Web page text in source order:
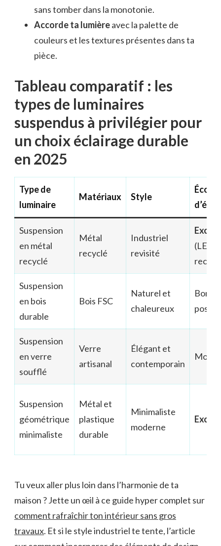
sans tomber dans la monotonie.
Accorde ta lumièreavec la palette de
couleurs et les textures présentes dans ta
pièce.
Tableau comparatif : les
types de luminaires
suspendus à privilégier pour
un choix éclairage durable
en 2025
Type de
luminaire
Matériaux Style
Suspension
en métal
recyclé
Métal
recyclé
Industriel
revisité
(LED
Suspension
en bois
durable
Bois FSC
Naturel et
chaleureux
Suspension
en verre
soufflé
Verre
artisanal
Élégant et
contemporain
Suspension
géométrique
minimaliste
Métal et
plastique
durable
Minimaliste
moderne
Tu veux aller plus loin dans l’harmonie de ta
maison ? Jette un œil à ce guide hyper complet sur
comment rafraîchir ton intérieur sans gros
travaux. Et si le style industriel te tente, l’article